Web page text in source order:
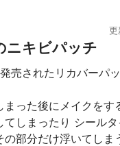
更
ニキビパッチ
売されたリカバーパ
まった後にメイクをす
てしまったり シール
の部分だけ浮いてし